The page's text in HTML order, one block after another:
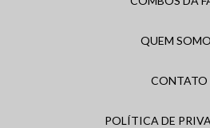
QUEM
CONTATO
POLÍTICA DE